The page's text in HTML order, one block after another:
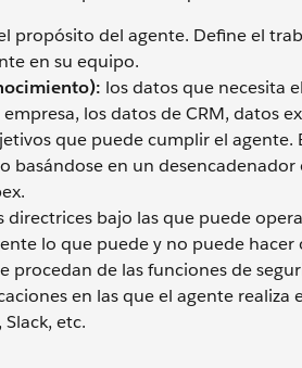
propósito del agente. Define el
en su equipo.
los datos que necesita
los datos de CRM, datos
que puede cumplir el
basándose en un
directrices bajo las que puede
lo que puede y no puede
procedan de las funciones de
en las que el agente
etc.